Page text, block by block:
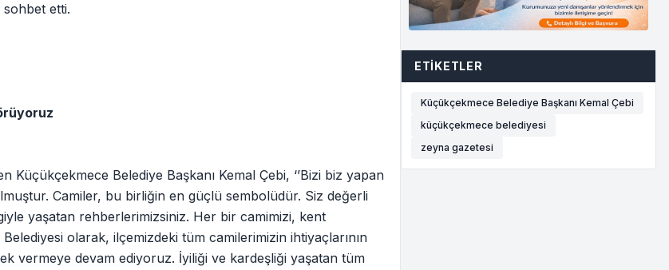
etti.
Belediye Başkanı Kemal Çebi, ‘’Bizi biz yapan
Camiler, bu birliğin en güçlü sembolüdür. Siz değerli
yaşatan rehberlerimizsiniz. Her bir camimizi, kent
olarak, ilçemizdeki tüm camilerimizin ihtiyaçlarının
vermeye devam ediyoruz. İyiliği ve kardeşliği yaşatan tüm
ETIKETLER
Küçükçekmece Belediye Başkanı Kemal Çebi
küçükçekmece belediyesi
zeyna gazetesi